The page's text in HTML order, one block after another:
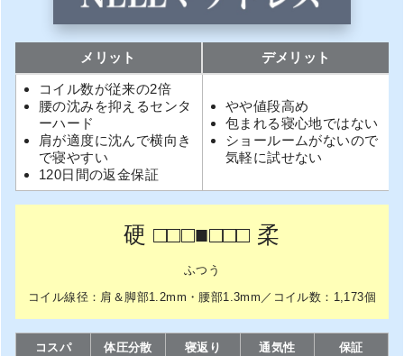
メリット デメリット
コイル数が従来の2倍
腰の沈みを抑えるセンタ
ーハード
肩が適度に沈んで横向き
で寝やすい
120日間の返金保証
やや値段高め
包まれる寝心地ではない
ショールームがないので
気軽に試せない
硬 □□□■□□□ 柔
ふつう
コイル線径：肩＆脚部1.2mm・腰部1.3mm／コイル数：1,173個
コスパ 体圧分散 寝返り 通気性 保証